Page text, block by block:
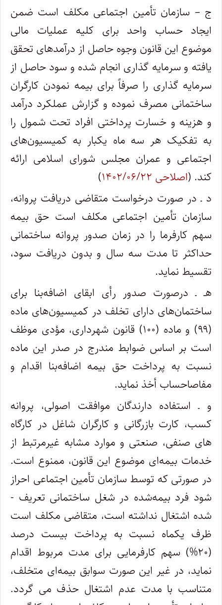
ج – سازمان تأمین اجتماعی مکلف است ضمن
ایجاد حساب واحد برای کلیه عملیات مالی
موضوع این قانون وجوه حاصل از درآمدهای تحقق
یافته و سرمایه گذاری انجام شده و سود حاصل از
سرمایه گذاری را صرفاً برای بیمه نمودن کارگران
ساختمانی مصرف نموده و گزارش عملکرد درآمد
و هزینه و خسارت پرداختی افراد تحت شمول را
به تفکیک هر سه ماه یکبار به کمیسیون‌های
اجتماعی و عمران مجلس شورای اسلامی ارائه
کند. (اصلاحی ۱۴۰۲/۰۶/۲۲
)
د ـ در صورت درخواست متقاضی دریافت پروانه،
سازمان تأمین اجتماعی مکلف است حق بیمه
سهم کارفرما را در زمان صدور پروانه ساختمانی
حداکثر تا مدت سه­ سال و بدون دریافت سود،
تقسیط نماید.
هـ ـ درصورت صدور رأی ابقای اضافه‌­بنا برای
ساختمان‌های دارای تخلف در کمیسیون‌های ماده
(۹۹) و ماده (۱۰۰) قانون شهرداری، مؤدی موظف
است بر اساس ضوابط مندرج در صدر این ماده
نسبت به پرداخت حق بیمه اضافه­‌بنا اقدام و
مفاصاحساب أخذ نماید.
و ـ استفاده دارندگان موافقت اصولی، پروانه
کسب، کارت بازرگانی و کارگران شاغل در کارگاه
های صنفی، صنعتی و موارد مشابه غیرمرتبط از
خدمات بیمه‌ای موضوع این قانون، ممنوع است.
در صورتی که توسط سازمان تأمین اجتماعی احراز
شود فرد بیمه­‌شده در شغل ساختمانی تعریف ­
شده اشتغال نداشته است، متقاضی مکلف است
ظرف یک­ماه نسبت به پرداخت بیست ­درصد
(۲۰%) سهم کارفرمایی برای مدت مربوط اقدام
نماید، در غیر این صورت سوابق بیمه­‌ای متخلف،
متناسب با مدت عدم اشتغال حذف می­ گردد.